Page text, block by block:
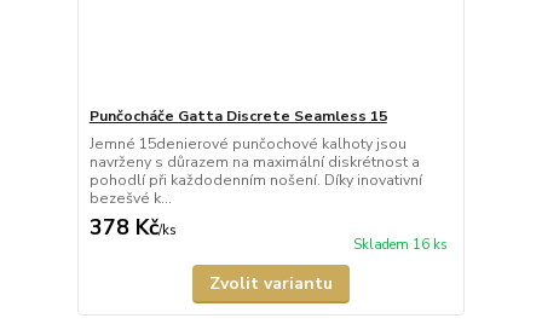
Punčocháče Gatta Discrete Seamless 15
Jemné 15denierové punčochové kalhoty jsou
navrženy s důrazem na maximální diskrétnost a
pohodlí při každodenním nošení. Díky inovativní
bezešvé k...
378 Kč/ks
Skladem 16 ks
Zvolit variantu